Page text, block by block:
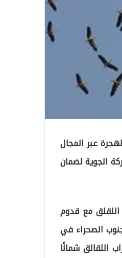
عبر المجال
الجوية لضمان
مع قدوم
الصحراء في
اللقالق شمالًا